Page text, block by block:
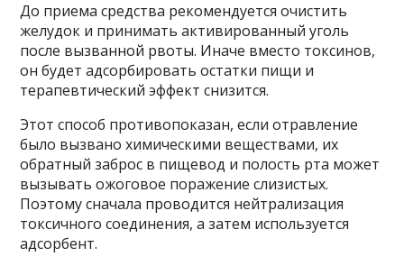
До приема средства рекомендуется очистить
желудок и принимать активированный уголь
после вызванной рвоты. Иначе вместо токсинов,
он будет адсорбировать остатки пищи и
терапевтический эффект снизится.
Этот способ противопоказан, если отравление
было вызвано химическими веществами, их
обратный заброс в пищевод и полость рта может
вызывать ожоговое поражение слизистых.
Поэтому сначала проводится нейтрализация
токсичного соединения, а затем используется
адсорбент.